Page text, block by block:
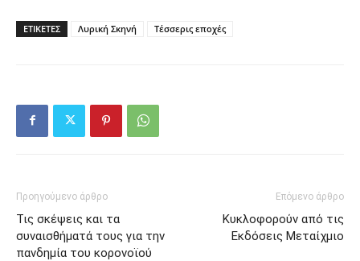
ΕΤΙΚΕΤΕΣ Λυρική Σκηνή Τέσσερις εποχές
Προηγούμενο άρθρο
Τις σκέψεις και τα
συναισθήματά τους για την
πανδημία του κορονοϊού
Επόμενο άρθρο
Κυκλοφορούν από τις
Εκδόσεις Μεταίχμιο